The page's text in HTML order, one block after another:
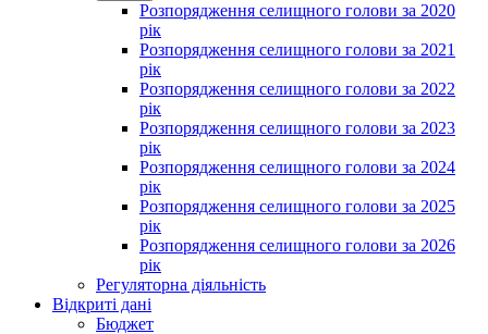
Розпорядження селищного голови за 2020
рік
Розпорядження селищного голови за 2021
рік
Розпорядження селищного голови за 2022
рік
Розпорядження селищного голови за 2023
рік
Розпорядження селищного голови за 2024
рік
Розпорядження селищного голови за 2025
рік
Розпорядження селищного голови за 2026
рік
Регуляторна діяльність
Відкриті дані
Бюджет